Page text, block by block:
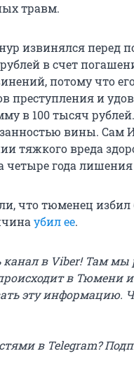
травм.
извинялся перед
в счет
потому что
преступления и
в 100 тысяч
вины. Сам
тяжкого вреда
четыре года
что тюменец
убил ее.
канал в Viber! Там
в Тюмени
эту информацию.
в Telegram?